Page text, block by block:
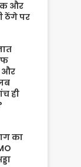
और
ठेंगे पर
और
ही
का